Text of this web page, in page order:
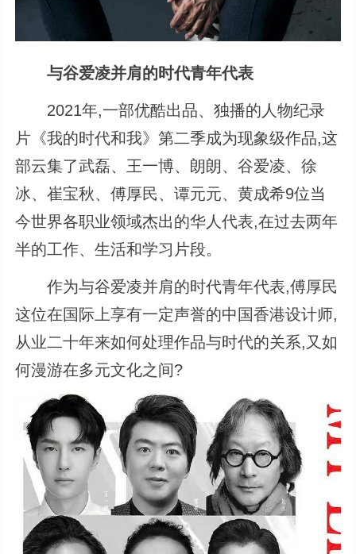
与谷爱凌并肩的时代青年代表
2021年,一部优酷出品、独播的人物纪录
片《我的时代和我》第二季成为现象级作品,这
部云集了武磊、王一博、朗朗、谷爱凌、徐
冰、崔宝秋、傅厚民、谭元元、黄成希9位当
今世界各职业领域杰出的华人代表,在过去两年
半的工作、生活和学习片段。
作为与谷爱凌并肩的时代青年代表,傅厚民
这位在国际上享有一定声誉的中国香港设计师,
从业二十年来如何处理作品与时代的关系,又如
何漫游在多元文化之间?